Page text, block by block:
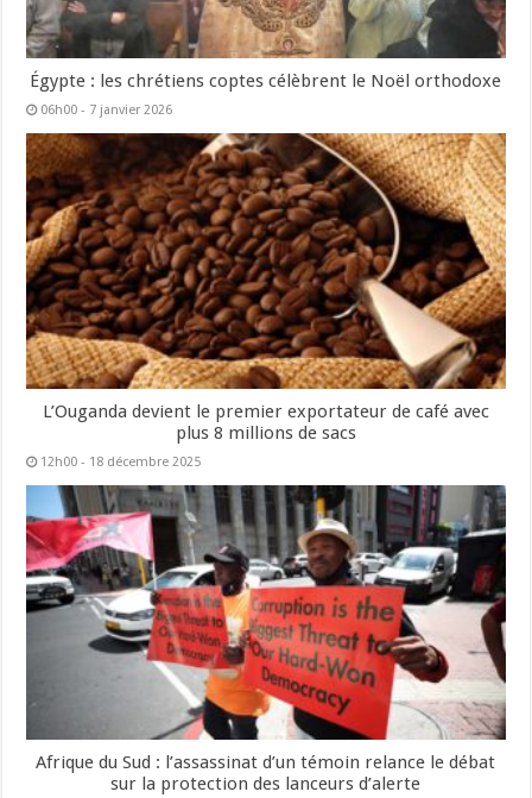
Égypte : les chrétiens coptes célèbrent le Noël orthodoxe
06h00 - 7 janvier 2026
L’Ouganda devient le premier exportateur de café avec
plus 8 millions de sacs
12h00 - 18 décembre 2025
Afrique du Sud : l’assassinat d’un témoin relance le débat
sur la protection des lanceurs d’alerte